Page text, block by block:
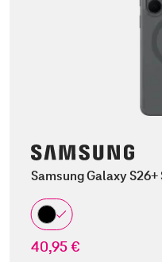
Samsung Galaxy
40,95 €